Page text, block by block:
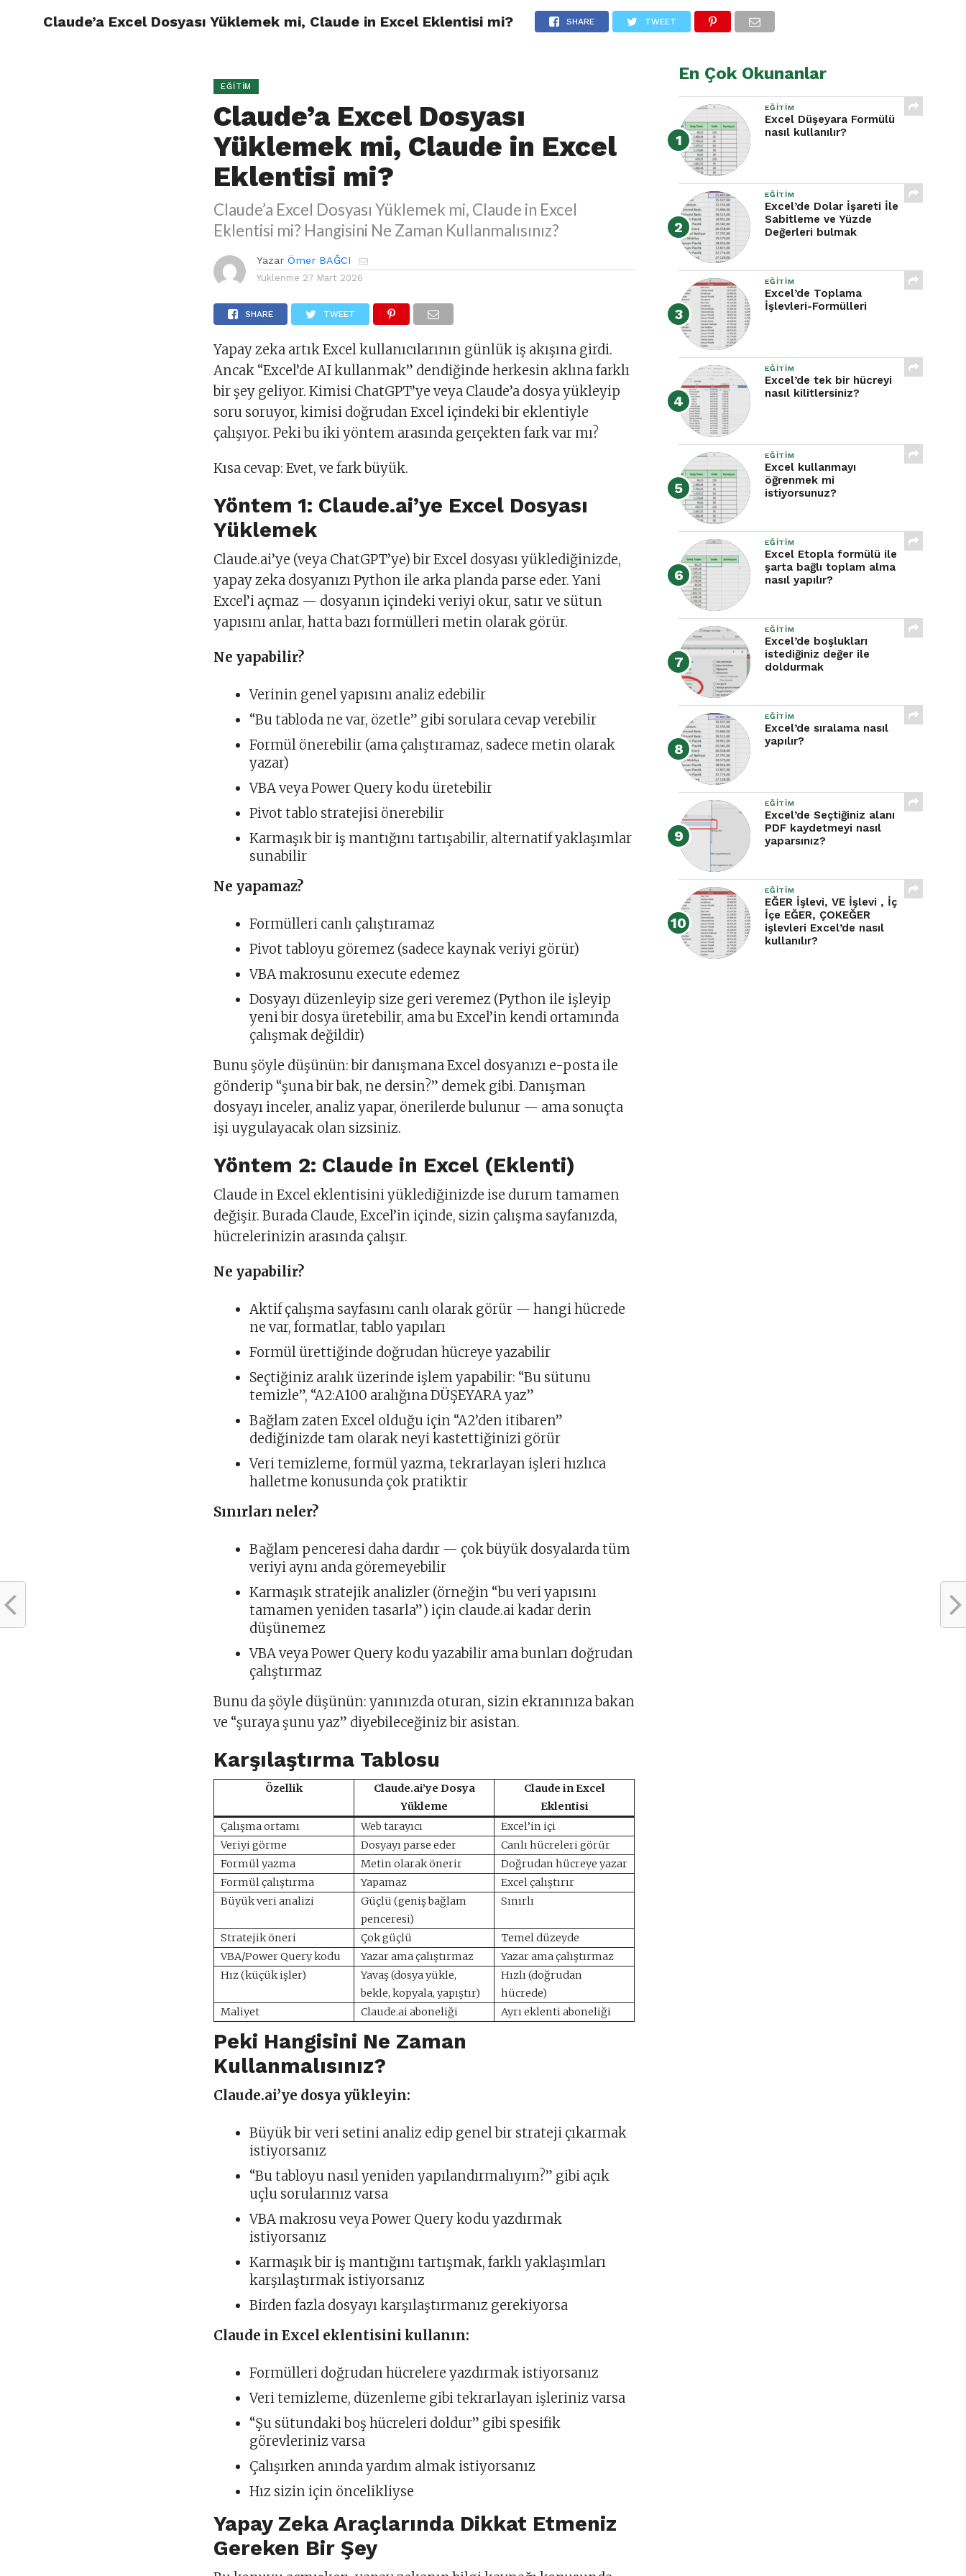
ÖMER BAĞCI KIMDIR? AJANDA KURUMSAL EXCEL EĞITIMI KITAP
Claude’a Excel Dosyası Yüklemek mi, Claude in Excel Eklentisi mi? SHARE TWEET
EĞITIM
Claude’a Excel Dosyası
Yüklemek mi, Claude in Excel
Eklentisi mi?
Claude’a Excel Dosyası Yüklemek mi, Claude in Excel
Eklentisi mi? Hangisini Ne Zaman Kullanmalısınız?
Yazar Ömer BAĞCI
Yüklenme 27 Mart 2026
SHARE TWEET
Yapay zeka artık Excel kullanıcılarının günlük iş akışına girdi.
Ancak “Excel’de AI kullanmak” dendiğinde herkesin aklına farklı
bir şey geliyor. Kimisi ChatGPT’ye veya Claude’a dosya yükleyip
soru soruyor, kimisi doğrudan Excel içindeki bir eklentiyle
çalışıyor. Peki bu iki yöntem arasında gerçekten fark var mı?
Kısa cevap: Evet, ve fark büyük.
Yöntem 1: Claude.ai’ye Excel Dosyası
Yüklemek
Claude.ai’ye (veya ChatGPT’ye) bir Excel dosyası yüklediğinizde,
yapay zeka dosyanızı Python ile arka planda parse eder. Yani
Excel’i açmaz — dosyanın içindeki veriyi okur, satır ve sütun
yapısını anlar, hatta bazı formülleri metin olarak görür.
Ne yapabilir?
Verinin genel yapısını analiz edebilir
“Bu tabloda ne var, özetle” gibi sorulara cevap verebilir
Formül önerebilir (ama çalıştıramaz, sadece metin olarak
yazar)
VBA veya Power Query kodu üretebilir
Pivot tablo stratejisi önerebilir
Karmaşık bir iş mantığını tartışabilir, alternatif yaklaşımlar
sunabilir
Ne yapamaz?
Formülleri canlı çalıştıramaz
Pivot tabloyu göremez (sadece kaynak veriyi görür)
VBA makrosunu execute edemez
Dosyayı düzenleyip size geri veremez (Python ile işleyip
yeni bir dosya üretebilir, ama bu Excel’in kendi ortamında
çalışmak değildir)
Bunu şöyle düşünün: bir danışmana Excel dosyanızı e-posta ile
gönderip “şuna bir bak, ne dersin?” demek gibi. Danışman
dosyayı inceler, analiz yapar, önerilerde bulunur — ama sonuçta
işi uygulayacak olan sizsiniz.
Yöntem 2: Claude in Excel (Eklenti)
Claude in Excel eklentisini yüklediğinizde ise durum tamamen
değişir. Burada Claude, Excel’in içinde, sizin çalışma sayfanızda,
hücrelerinizin arasında çalışır.
Ne yapabilir?
Aktif çalışma sayfasını canlı olarak görür — hangi hücrede
ne var, formatlar, tablo yapıları
Formül ürettiğinde doğrudan hücreye yazabilir
Seçtiğiniz aralık üzerinde işlem yapabilir: “Bu sütunu
temizle”, “A2:A100 aralığına DÜŞEYARA yaz”
Bağlam zaten Excel olduğu için “A2’den itibaren”
dediğinizde tam olarak neyi kastettiğinizi görür
Veri temizleme, formül yazma, tekrarlayan işleri hızlıca
halletme konusunda çok pratiktir
Sınırları neler?
Bağlam penceresi daha dardır — çok büyük dosyalarda tüm
veriyi aynı anda göremeyebilir
Karmaşık stratejik analizler (örneğin “bu veri yapısını
tamamen yeniden tasarla”) için claude.ai kadar derin
düşünemez
VBA veya Power Query kodu yazabilir ama bunları doğrudan
çalıştırmaz
Bunu da şöyle düşünün: yanınızda oturan, sizin ekranınıza bakan
ve “şuraya şunu yaz” diyebileceğiniz bir asistan.
Karşılaştırma Tablosu
Özellik
Claude.ai’ye Dosya
Yükleme
Claude in Excel
Eklentisi
Çalışma ortamı
Web tarayıcı
Excel’in içi
Veriyi görme
Dosyayı parse eder
Canlı hücreleri görür
Formül yazma
Metin olarak önerir
Doğrudan hücreye yazar
Formül çalıştırma
Yapamaz
Excel çalıştırır
Büyük veri analizi
Güçlü (geniş bağlam
penceresi)
Sınırlı
Stratejik öneri Çok güçlü
Temel düzeyde
VBA/Power Query kodu
Yazar ama çalıştırmaz
Yazar ama çalıştırmaz
Hız (küçük işler)
Yavaş (dosya yükle,
bekle, kopyala, yapıştır)
Hızlı (doğrudan
hücrede)
Maliyet
Claude.ai aboneliği Ayrı eklenti aboneliği
Peki Hangisini Ne Zaman
Kullanmalısınız?
Claude.ai’ye dosya yükleyin:
Büyük bir veri setini analiz edip genel bir strateji çıkarmak
istiyorsanız
“Bu tabloyu nasıl yeniden yapılandırmalıyım?” gibi açık
uçlu sorularınız varsa
VBA makrosu veya Power Query kodu yazdırmak
istiyorsanız
Karmaşık bir iş mantığını tartışmak, farklı yaklaşımları
karşılaştırmak istiyorsanız
Birden fazla dosyayı karşılaştırmanız gerekiyorsa
Claude in Excel eklentisini kullanın:
Formülleri doğrudan hücrelere yazdırmak istiyorsanız
Veri temizleme, düzenleme gibi tekrarlayan işleriniz varsa
“Şu sütundaki boş hücreleri doldur” gibi spesifik
görevleriniz varsa
Çalışırken anında yardım almak istiyorsanız
Hız sizin için öncelikliyse
Yapay Zeka Araçlarında Dikkat Etmeniz
Gereken Bir Şey
En Çok Okunanlar
EĞITIM
Excel Düşeyara Formülü
nasıl kullanılır?
EĞITIM
Excel’de Dolar İşareti İle
Sabitleme ve Yüzde
Değerleri bulmak
EĞITIM
Excel’de Toplama
İşlevleri-Formülleri
EĞITIM
Excel’de tek bir hücreyi
nasıl kilitlersiniz?
EĞITIM
Excel kullanmayı
öğrenmek mi
istiyorsunuz?
EĞITIM
Excel Etopla formülü ile
şarta bağlı toplam alma
nasıl yapılır?
EĞITIM
Excel’de boşlukları
istediğiniz değer ile
doldurmak
EĞITIM
Excel’de sıralama nasıl
yapılır?
EĞITIM
Excel’de Seçtiğiniz alanı
PDF kaydetmeyi nasıl
yaparsınız?
EĞITIM
EĞER İşlevi, VE İşlevi , İç
İçe EĞER, ÇOKEĞER
işlevleri Excel’de nasıl
kullanılır?